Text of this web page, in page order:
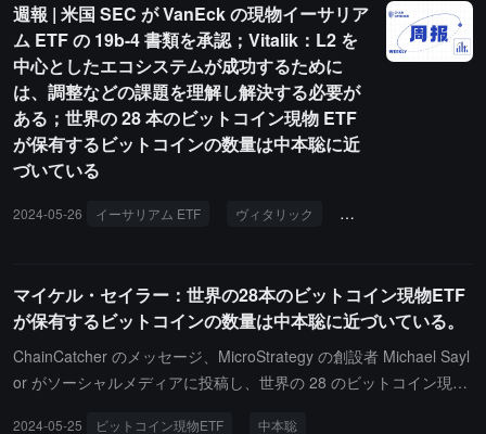
の値にとどまっています。間違いなく、金利は非常に低いです。連
邦準備制度の政策とインフレデータは、ビットコインが歴史的な最
高値を更新する可能性のある二つの重要な変数と見なされていま
す。6 月 5 日、カナダ中央銀行は世界的な利下げサイクルを開始す
る可能性があり、これが連邦準備制度に青写真を提供するかもしれ
ません。また、6 月 12 日のアメリカのインフレデータは、ビット
コインの上昇を促すために低いデータ（3.3%）を示す必要がありま
インを取引所から移動させて価格の上昇を期待していることを示し
来の最低水準です。取引所からの資金流出は 5 月 15 日に始まり、
ちょうどアメリカの登録投資家が 1 億ドルを超える四半期末の 13F
申告要件の 45 日後にあたります。
週報 | 米国 SEC が VanEck の現物イーサリア
ム ETF の 19b-4 書類を承認；Vitalik：L2 を
中心としたエコシステムが成功するために
は、調整などの課題を理解し解決する必要が
ある；世界の 28 本のビットコイン現物 ETF
が保有するビットコインの数量は中本聡に近
づいている
2024-05-26 イーサリアム ETF ヴィタリック 「Web3 未来の夜」
マイケル・セイラー：世界の28本のビットコイン現物ETF
が保有するビットコインの数量は中本聡に近づいている。
ChainCatcher のメッセージ、MicroStrategy の創設者 Michael Sayl
or がソーシャルメディアに投稿し、世界の 28 のビットコイン現物
2024-05-25 ビットコイン現物ETF 中本聡